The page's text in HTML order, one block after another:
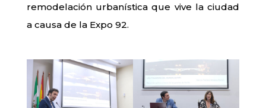
remodelación urbanística que vive la ciudad
a causa de la Expo 92.